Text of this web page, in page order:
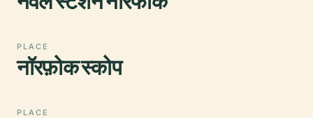
PLACE
नॉरफ़ोक स्कोप
PLACE